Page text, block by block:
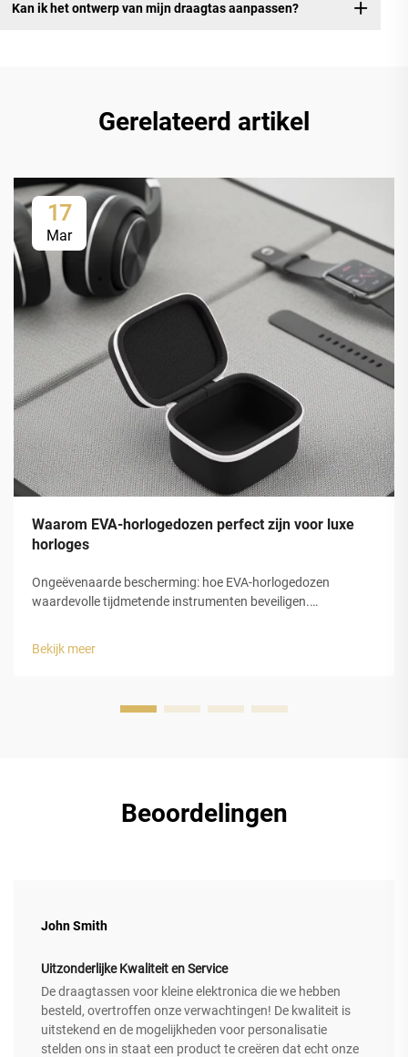
Kan ik het ontwerp van mijn draagtas aanpassen?
Gerelateerd artikel
17
Mar
Waarom EVA-horlogedozen perfect zijn voor luxe
horloges
Ongeëvenaarde bescherming: hoe EVA-horlogedozen
waardevolle tijdmetende instrumenten beveiligen.
ethyleenvinylacetaat (EVA)-schuim biedt luxe horlogedozen
Bekijk meer
Beoordelingen
John Smith
Uitzonderlijke Kwaliteit en Service
De draagtassen voor kleine elektronica die we hebben
besteld, overtroffen onze verwachtingen! De kwaliteit is
uitstekend en de mogelijkheden voor personalisatie
stelden ons in staat een product te creëren dat echt onze